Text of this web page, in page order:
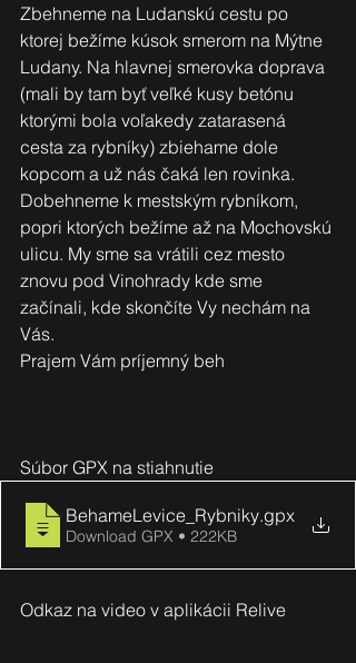
Zbehneme na Ludanskú cestu po
ktorej bežíme kúsok smerom na Mýtne
Ludany. Na hlavnej smerovka doprava
(mali by tam byť veľké kusy betónu
ktorými bola voľakedy zatarasená
cesta za rybníky) zbiehame dole
kopcom a už nás čaká len rovinka.
Dobehneme k mestským rybníkom,
popri ktorých bežíme až na Mochovskú
ulicu. My sme sa vrátili cez mesto
znovu pod Vinohrady kde sme
začínali, kde skončíte Vy nechám na
Vás.
Prajem Vám príjemný beh
Súbor GPX na stiahnutie
BehameLevice_Rybniky.gpx
Download GPX • 222KB
Odkaz na video v aplikácii Relive